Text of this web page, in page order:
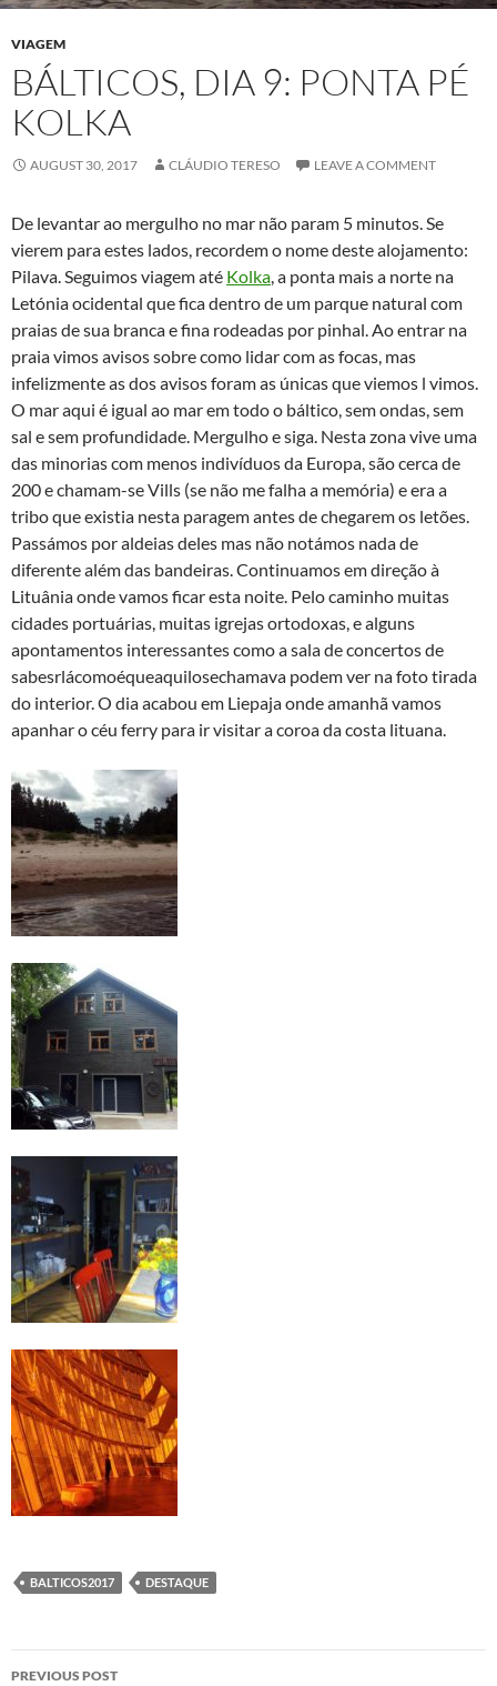
VIAGEM
BÁLTICOS, DIA 9: PONTA PÉ
KOLKA
AUGUST 30, 2017 CLÁUDIO TERESO LEAVE A COMMENT
De levantar ao mergulho no mar não param 5 minutos. Se
vierem para estes lados, recordem o nome deste alojamento:
Pilava. Seguimos viagem até Kolka , a ponta mais a norte na
Letónia ocidental que fica dentro de um parque natural com
praias de sua branca e fina rodeadas por pinhal. Ao entrar na
praia vimos avisos sobre como lidar com as focas, mas
infelizmente as dos avisos foram as únicas que viemos l vimos.
O mar aqui é igual ao mar em todo o báltico, sem ondas, sem
sal e sem profundidade. Mergulho e siga. Nesta zona vive uma
das minorias com menos indivíduos da Europa, são cerca de
200 e chamam-se Vills (se não me falha a memória) e era a
tribo que existia nesta paragem antes de chegarem os letões.
Passámos por aldeias deles mas não notámos nada de
diferente além das bandeiras. Continuamos em direção à
Lituânia onde vamos ficar esta noite. Pelo caminho muitas
cidades portuárias, muitas igrejas ortodoxas, e alguns
apontamentos interessantes como a sala de concertos de
sabesrlácomoéqueaquilosechamava podem ver na foto tirada
do interior. O dia acabou em Liepaja onde amanhã vamos
apanhar o céu ferry para ir visitar a coroa da costa lituana.
BALTICOS2017 DESTAQUE
Post
PREVIOUS POST